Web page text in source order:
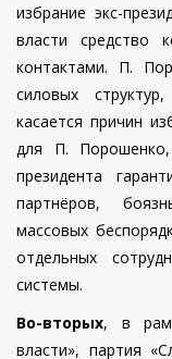
избрание экс-
власти средство
контактами. П.
силовых
касается причин
для П.
президента
партнёров,
массовых
отдельных
системы.
Во-вторых, в
власти», партия